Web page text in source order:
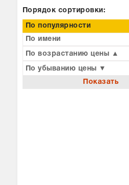
Порядок сортировки:
По популярности
По имени
По возрастанию цены ▲
По убыванию цены ▼